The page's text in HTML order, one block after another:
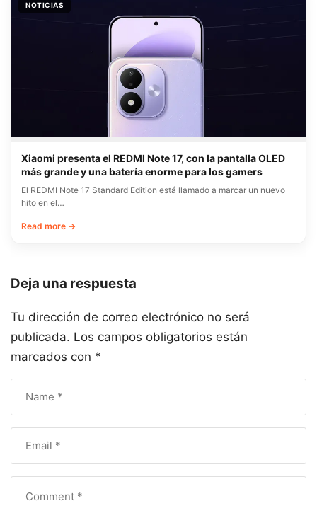
NOTICIAS
Xiaomi presenta el REDMI Note 17, con la pantalla OLED
más grande y una batería enorme para los gamers
El REDMI Note 17 Standard Edition está llamado a marcar un nuevo
hito en el…
Read more →
Deja una respuesta
Tu dirección de correo electrónico no será
publicada. Los campos obligatorios están
marcados con *